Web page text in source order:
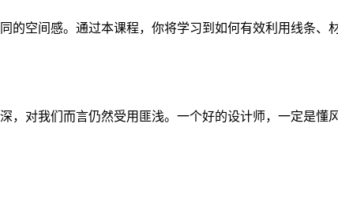
空间感。通过本课程，你将学习到如何有效利用线条、
对我们而言仍然受用匪浅。一个好的设计师，一定是懂